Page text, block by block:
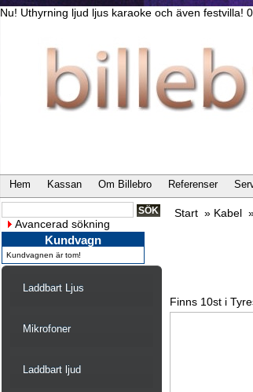
Nu! Uthyrning ljud ljus karaoke och även festvilla!
Hem Kassan Om Billebro Referenser
Avancerad sökning
Kundvagn
Kundvagnen är tom!
Laddbart Ljus
Mikrofoner
Laddbart ljud
Start » Kabel
Finns 10st i